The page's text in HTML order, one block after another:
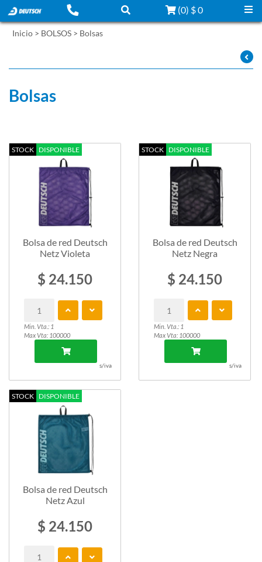
(0) $ 0
Inicio > BOLSOS > Bolsas
Bolsas
STOCK DISPONIBLE
Bolsa de red Deutsch
Netz Violeta
$ 24.150
Min. Vta.: 1
Max Vta: 100000
s/iva
STOCK DISPONIBLE
Bolsa de red Deutsch
Netz Negra
$ 24.150
Min. Vta.: 1
Max Vta: 100000
s/iva
STOCK DISPONIBLE
Bolsa de red Deutsch
Netz Azul
$ 24.150